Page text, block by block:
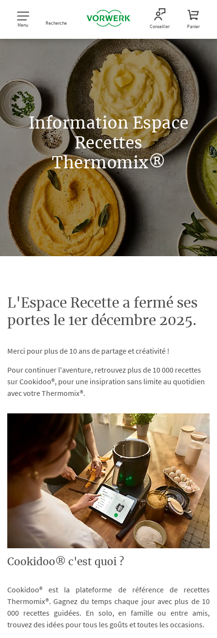
Menu Recherche Conseiller Panier
Information Espace
Recettes
Thermomix®
L'Espace Recette a fermé ses
portes le 1er décembre 2025.
Merci pour plus de 10 ans de partage et créativité !
Pour continuer l'aventure, retrouvez plus de 10 000 recettes
sur Cookidoo®, pour une insipration sans limite au quotidien
avec votre Thermomix®.
Cookidoo® c'est quoi ?
Cookidoo® est la plateforme de référence de recettes
Thermomix®. Gagnez du temps chaque jour avec plus de 10
000 recettes guidées. En solo, en famille ou entre amis,
trouvez des idées pour tous les goûts et toutes les occasions.